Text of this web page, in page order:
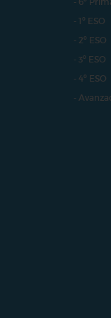
- 1º ESO
- 2º ESO
- 3º ESO
- 4º ESO
-